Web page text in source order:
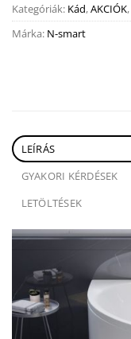
Kategóriák: Kád,AKCIÓK,
Márka: N-smart
LEÍRÁS
GYAKORI KÉRDÉSEK
LETÖLTÉSEK